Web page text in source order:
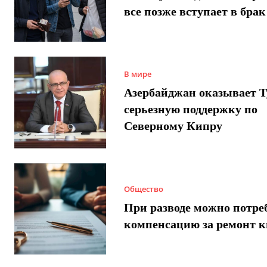
все позже вступает в брак
В мире
Азербайджан оказывает
серьезную поддержку по
Северному Кипру
Общество
При разводе можно
компенсацию за ремонт